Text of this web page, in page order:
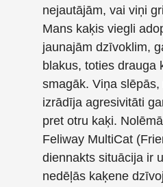
nejautājām, vai viņi
Mans kaķis viegli
jaunajām dzīvoklim,
blakus, toties drauga
smagāk. Viņa slēpās,
izrādīja agresivitāti
pret otru kaķi.
Feliway MultiCat
diennakts situācija ir
nedēļās kaķene